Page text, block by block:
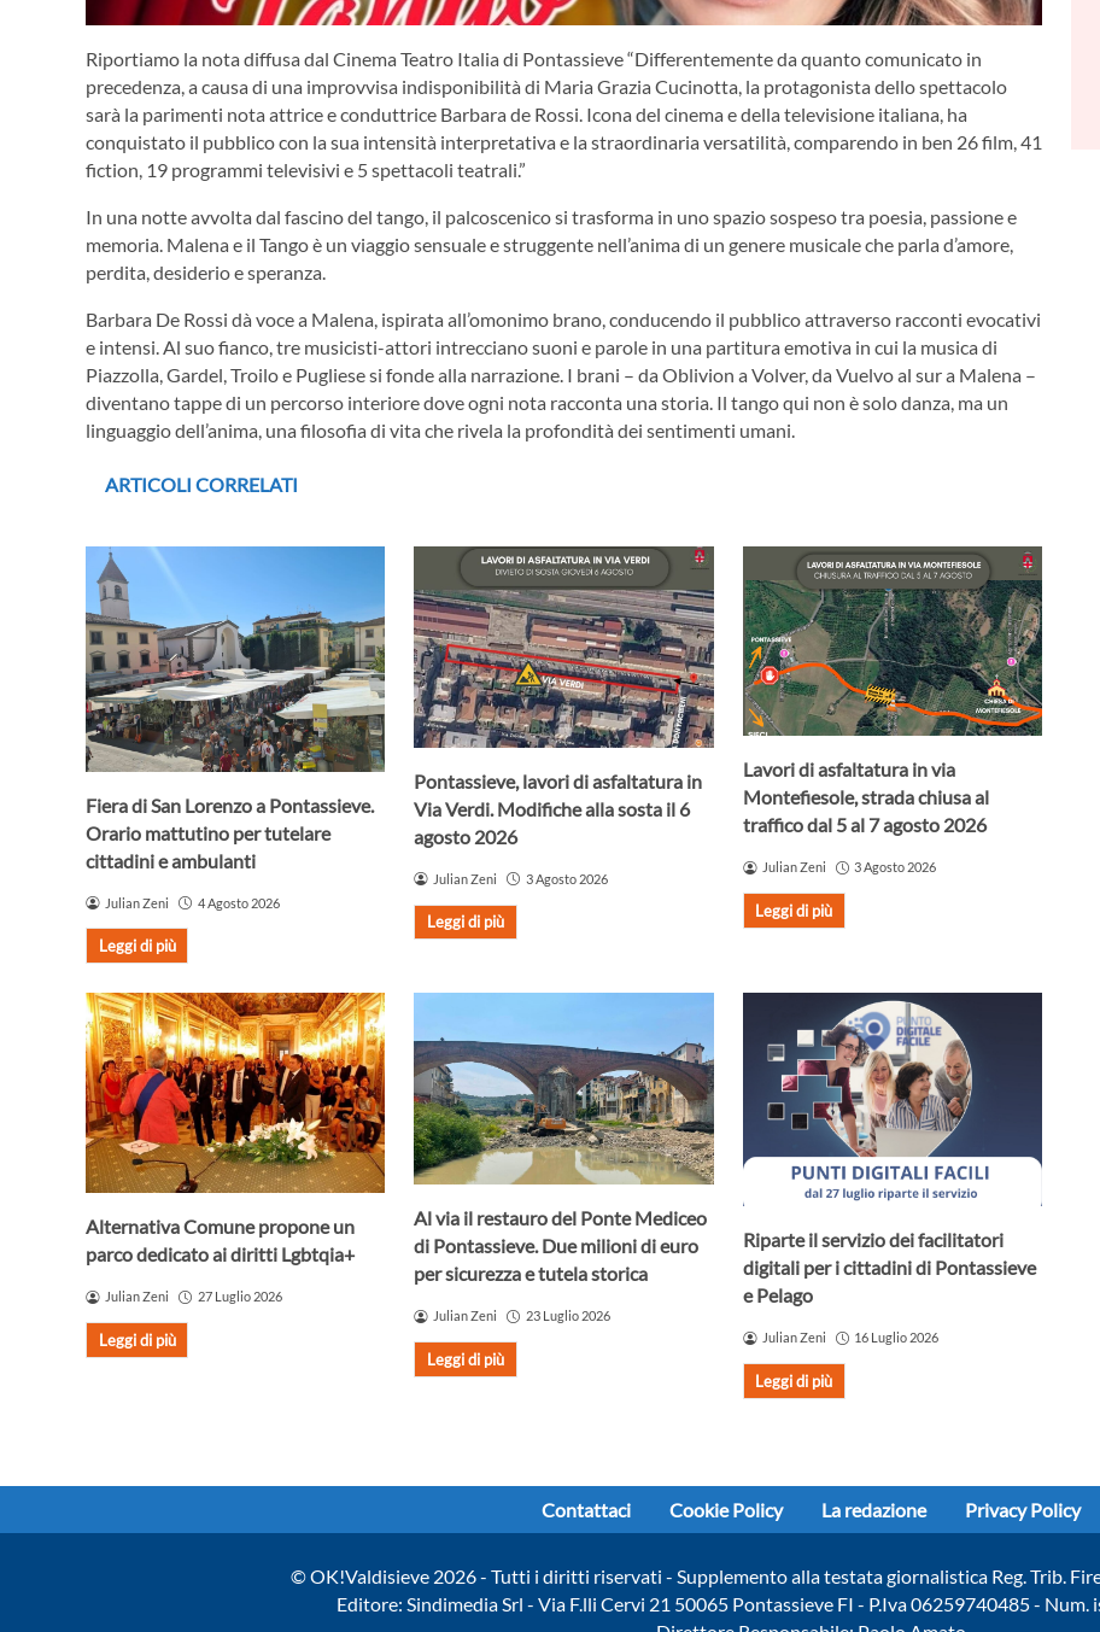
Riportiamo la nota diffusa dal Cinema Teatro Italia di Pontassieve “Differentemente da quanto comunicato in
precedenza, a causa di una improvvisa indisponibilità di Maria Grazia Cucinotta, la protagonista dello spettacolo
sarà la parimenti nota attrice e conduttrice Barbara de Rossi. Icona del cinema e della televisione italiana, ha
conquistato il pubblico con la sua intensità interpretativa e la straordinaria versatilità, comparendo in ben 26 film, 41
fiction, 19 programmi televisivi e 5 spettacoli teatrali.”
In una notte avvolta dal fascino del tango, il palcoscenico si trasforma in uno spazio sospeso tra poesia, passione e
memoria. Malena e il Tango è un viaggio sensuale e struggente nell’anima di un genere musicale che parla d’amore,
perdita, desiderio e speranza.
Barbara De Rossi dà voce a Malena, ispirata all’omonimo brano, conducendo il pubblico attraverso racconti evocativi
e intensi. Al suo fianco, tre musicisti-attori intrecciano suoni e parole in una partitura emotiva in cui la musica di
Piazzolla, Gardel, Troilo e Pugliese si fonde alla narrazione. I brani – da Oblivion a Volver, da Vuelvo al sur a Malena –
diventano tappe di un percorso interiore dove ogni nota racconta una storia. Il tango qui non è solo danza, ma un
linguaggio dell’anima, una filosofia di vita che rivela la profondità dei sentimenti umani.
ARTICOLI CORRELATI
Fiera di San Lorenzo a Pontassieve.
Orario mattutino per tutelare
cittadini e ambulanti
Julian Zeni 4 Agosto 2026
Leggi di più
Pontassieve, lavori di asfaltatura in
Via Verdi. Modifiche alla sosta il 6
agosto 2026
Julian Zeni 3 Agosto 2026
Leggi di più
Lavori di asfaltatura in via
Montefiesole, strada chiusa al
traffico dal 5 al 7 agosto 2026
Julian Zeni 3 Agosto 2026
Leggi di più
Alternativa Comune propone un
parco dedicato ai diritti Lgbtqia+
Julian Zeni 27 Luglio 2026
Leggi di più
Al via il restauro del Ponte Mediceo
di Pontassieve. Due milioni di euro
per sicurezza e tutela storica
Julian Zeni 23 Luglio 2026
Leggi di più
Riparte il servizio dei facilitatori
digitali per i cittadini di Pontassieve
e Pelago
Julian Zeni 16 Luglio 2026
Leggi di più
Contattaci Cookie Policy La redazione Privacy Policy
© OK!Valdisieve 2026 - Tutti i diritti riservati - Supplemento alla testata giornalistica Reg. Trib.
Editore: Sindimedia Srl - Via F.lli Cervi 21 50065 Pontassieve FI - P.Iva 06259740485 - Num.